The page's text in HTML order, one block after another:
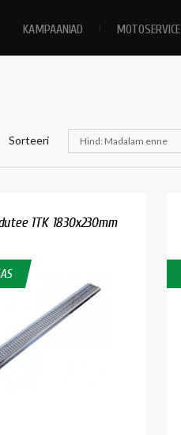
KAMPAANIAD MOTOSERVICE
Sorteeri Hind: Madalam enne
1TK 1830x230mm